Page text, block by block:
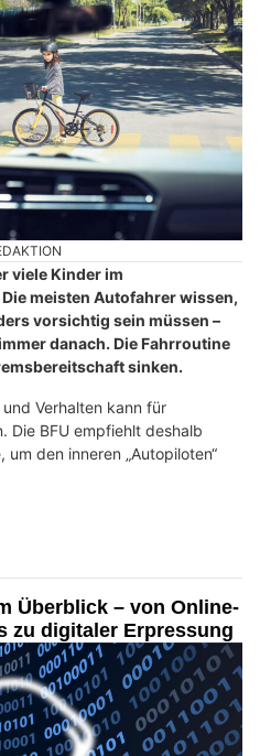
viele Kinder im
meisten Autofahrer wissen,
vorsichtig sein müssen –
danach. Die Fahrroutine
sinken.
Verhalten kann für
Die BFU empfiehlt deshalb
den inneren „Autopiloten“
Überblick – von Online-
zu digitaler Erpressung